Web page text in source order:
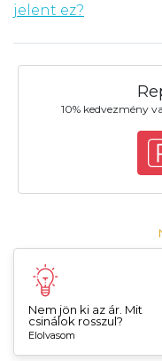
jelent ez?
10% kedvezmény
Nem jön ki az ár. Mit
csinálok rosszul?
Elolvasom